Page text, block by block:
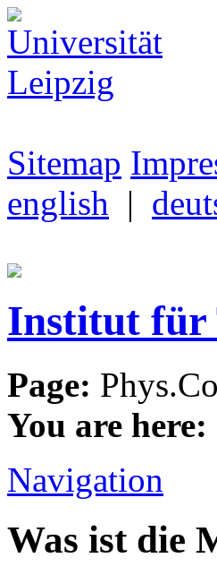
Sitemap
english |
Institut für
Page:
You are here:
Navigation
Was ist die